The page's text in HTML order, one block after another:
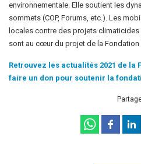
environnementale. Elle soutient les
sommets (COP, Forums, etc.). Les
locales contre des projets
sont au cœur du projet de la Fondation
Retrouvez les actualités 2021 de la
faire un don pour soutenir la